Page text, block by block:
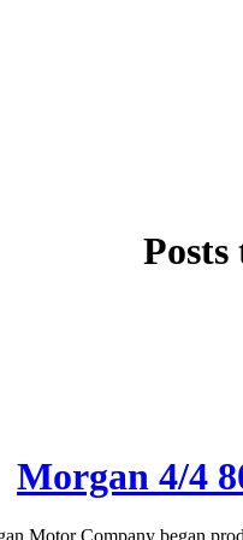
Morgan 4/4
Motor Company began